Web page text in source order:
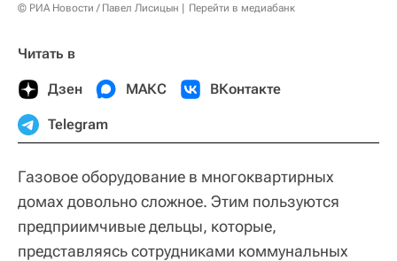
© РИА Новости / Павел Лисицын Перейти в медиабанк
Читать в
Дзен МАКС ВКонтакте
Telegram
Газовое оборудование в многоквартирных
домах довольно сложное. Этим пользуются
предприимчивые дельцы, которые,
представляясь сотрудниками коммунальных